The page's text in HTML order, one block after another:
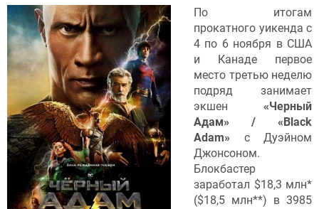
По итогам
прокатного уикенда с
4 по 6 ноября в США
и Канаде первое
место третью неделю
подряд занимает
экшен «Черный
Адам» / «Black
Adam» с Дуэйном
Джонсоном.
Блокбастер
заработал $18,3 млн*
($18,5 млн**) в 3985